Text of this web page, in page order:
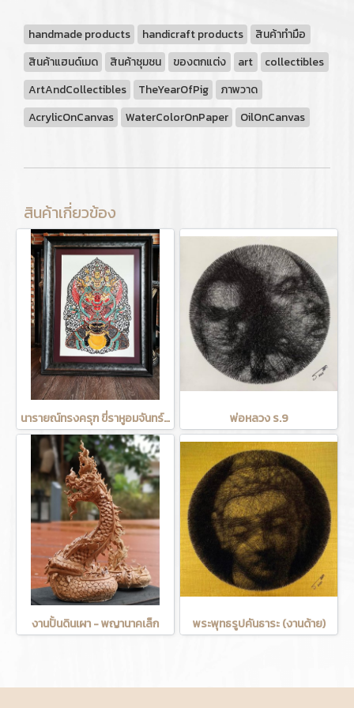
handmade products handicraft products
สินค้าทำมือ
สินค้าแฮนด์เมด
สินค้าชุมชน ของตกแต่ง art
collectibles
ArtAndCollectibles
TheYearOfPig
ภาพวาด
AcrylicOnCanvas
WaterColorOnPaper OilOnCanvas
สินค้าเกี่ยวข้อง
นารายณ์ทรงครุฑ ขี่ราหูอมจันทร์ (งานแกะหนังวัว) พ่อหลวง ร.9
งานปั้นดินเผา - พญานาคเล็ก พระพุทธรูปคันธาระ (งานด้าย)